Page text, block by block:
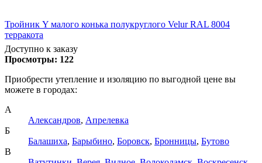
Тройник Y малого конька полукруглого Velur RAL 8004
терракота
Доступно к заказу
Просмотры: 122
Приобрести утепление и изоляцию по выгодной цене вы
можете в городах:
А
Александров, Апрелевка
Б
Балашиха, Барыбино, Боровск, Бронницы, Бутово
В